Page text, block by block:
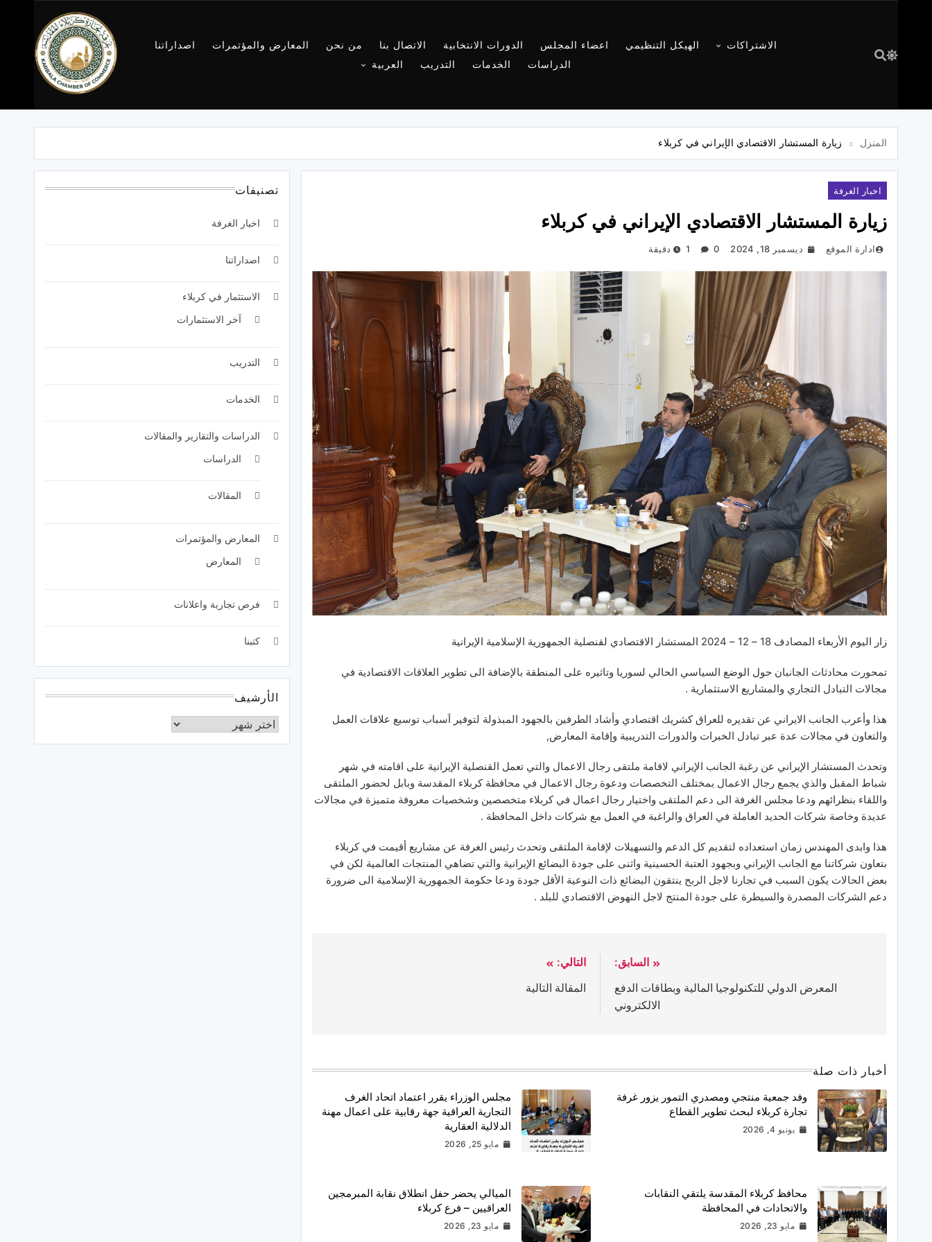
الاشتراكات الهيكل التنظيمي اعضاء المجلس الدورات الانتخابية الاتصال بنا من نحن المعارض والمؤتمرات
اصداراتنا
الدراسات
الخدمات التدريب العربية
غرفة تجارة
المنزل زيارة المستشار الاقتصادي الإيراني في كربلاء
اخبار الغرفة
زيارة المستشار الاقتصادي الإيراني في كربلاء
ادارة الموقع ديسمبر 18, 2024 0 1 دقيقة
زار اليوم الأربعاء المصادف 18 – 12 – 2024 المستشار الاقتصادي لقنصلية الجمهورية الإسلامية الإيرانية
تمحورت محادثات الجانبان حول الوضع السياسي الحالي لسوريا وتاثيره على المنطقة بالإضافة الى تطوير العلاقات الاقتصادية في
مجالات التبادل التجاري والمشاريع الاستثمارية .
هذا وأعرب الجانب الايراني عن تقديره للعراق كشريك اقتصادي وأشاد الطرفين بالجهود المبذولة لتوفير اَسباب توسيع علاقات العمل
والتعاون في مجالات عدة عبر تبادل الخبرات والدورات التدريبية وإقامة المعارض,
وتحدث المستشار الإيراني عن رغبة الجانب الإيراني لاقامة ملتقى رجال الاعمال والتي تعمل القنصلية الإيرانية على اقامته في شهر
شباط المقبل والذي يجمع رجال الاعمال بمختلف التخصصات ودعوة رجال الاعمال في محافظة كربلاء المقدسة وبابل لحضور الملتقى
واللقاء بنظرائهم ودعا مجلس الغرفة الى دعم الملتقى واختيار رجال اعمال في كربلاء متخصصين وشخصيات معروفة متميزة في مجالات
عديدة وخاصة شركات الحديد العاملة في العراق والراغبة في العمل مع شركات داخل المحافظة .
هذا وابدى المهندس زمان استعداده لتقديم كل الدعم والتسهيلات لإقامة الملتقى وتحدث رئيس الغرفة عن مشاريع أقيمت في كربلاء
بتعاون شركاتنا مع الجانب الإيراني وبجهود العتبة الحسينية واثنى على جودة البضائع الإيرانية والتي تضاهي المنتجات العالمية لكن في
بعض الحالات يكون السبب في تجارنا لاجل الربح ينتقون البضائع ذات النوعية الأقل جودة ودعا حكومة الجمهورية الإسلامية الى ضرورة
دعم الشركات المصدرة والسيطرة على جودة المنتج لاجل النهوض الاقتصادي للبلد .
السابق:
المعرض الدولي للتكنولوجيا المالية وبطاقات الدفع
الالكتروني
التالي:
المقالة التالية
أخبار ذات صلة
وفد جمعية منتجي ومصدري التمور يزور غرفة
تجارة كربلاء لبحث تطوير القطاع
يونيو 4, 2026
مجلس الوزراء يقرر اعتماد اتحاد الغرف
التجارية العراقية جهة رقابية على اعمال مهنة
الدلالية العقارية
مايو 25, 2026
محافظ كربلاء المقدسة يلتقي النقابات
والاتحادات في المحافظة
مايو 23, 2026
الميالي يحضر حفل انطلاق نقابة المبرمجين
العراقيين – فرع كربلاء
مايو 23, 2026
تصنيفات
اخبار الغرفة
اصداراتنا
الاستثمار في كربلاء
آخر الاستثمارات
التدريب
الخدمات
الدراسات والتقارير والمقالات
الدراسات
المقالات
المعارض والمؤتمرات
المعارض
فرص تجارية واعلانات
كتبنا
الأرشيف